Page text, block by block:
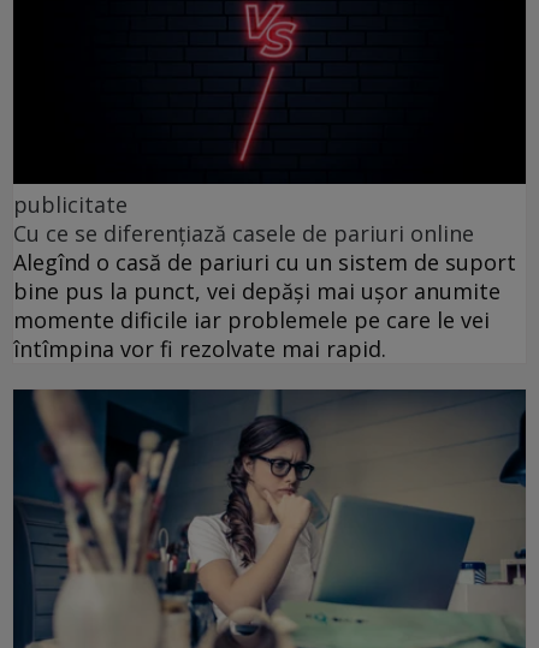
publicitate
Cu ce se diferențiază casele de pariuri online
Alegînd o casă de pariuri cu un sistem de suport
bine pus la punct, vei depăși mai ușor anumite
momente dificile iar problemele pe care le vei
întîmpina vor fi rezolvate mai rapid.